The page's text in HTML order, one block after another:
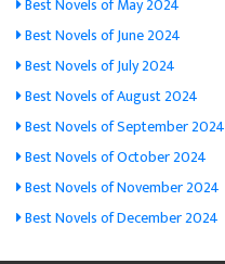
Best Novels of June 2024
Best Novels of July 2024
Best Novels of August 2024
Best Novels of September 2024
Best Novels of October 2024
Best Novels of November 2024
Best Novels of December 2024